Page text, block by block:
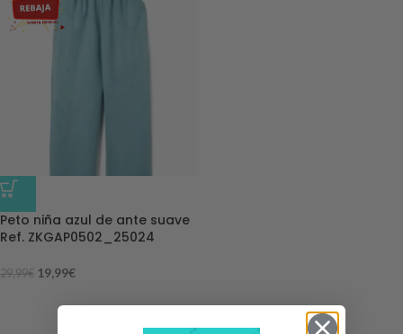
-33%
Peto niña azul de ante suave
Ref. ZKGAP0502_25024
29,99€ 19,99€